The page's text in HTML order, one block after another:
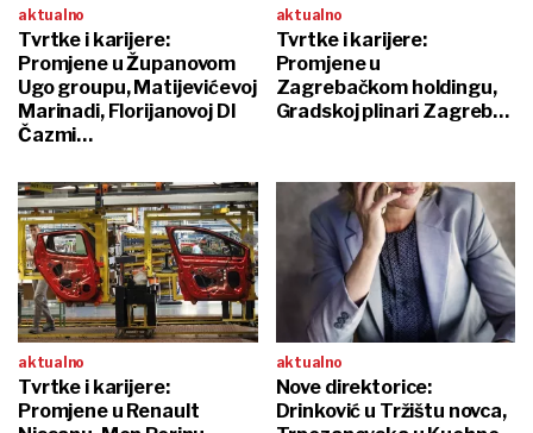
aktualno
Tvrtke i karijere:
Promjene u Županovom
Ugo groupu, Matijevićevoj
Marinadi, Florijanovoj DI
Čazmi…
aktualno
Tvrtke i karijere:
Promjene u
Zagrebačkom holdingu,
Gradskoj plinari Zagreb…
aktualno
Tvrtke i karijere:
Promjene u Renault
aktualno
Nove direktorice:
Drinković u Tržištu novca,